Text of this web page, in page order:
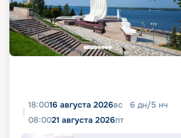
18:0016 августа 2026вс 6 дн/5 нч
08:0021 августа 2026пт